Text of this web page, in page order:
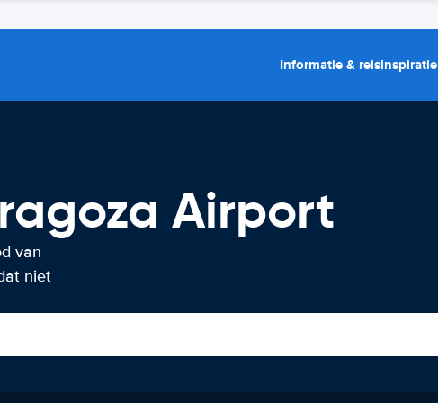
Informatie & reisinspiratie
Airport
van
niet